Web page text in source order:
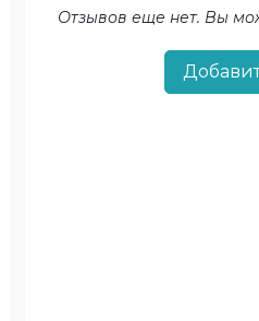
Отзывов еще нет. Вы